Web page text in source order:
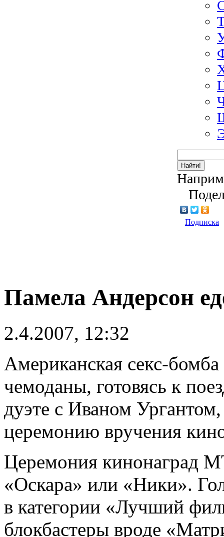
Найти!
Подписка
Памела Андерсон
2.4.2007, 12:32
Американская секс-
чемоданы, готовясь к
дуэте с Иваном
церемонию вручения
Церемония кинонаград
«Оскара» или «Ники».
в категории «Лучший
блокбастеры вроде